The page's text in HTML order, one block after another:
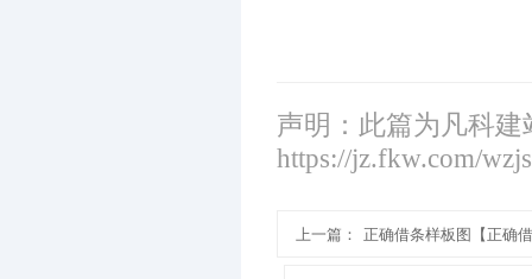
声明：此篇为凡科
https://jz.fkw.com/
上一篇： 正确借条样板图【正确